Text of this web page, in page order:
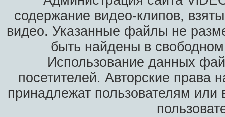
содержание видео-клипов,
видео. Указанные файлы не
быть найдены в
Использование данных
посетителей. Авторские права
принадлежат пользователям или